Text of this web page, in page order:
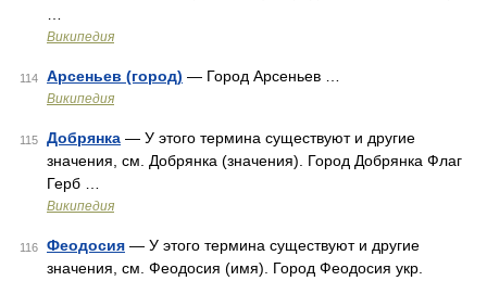
Википедия
114 Арсеньев (город) — Город Арсеньев …
Википедия
115 Добрянка — У этого термина существуют и другие
значения, см. Добрянка (значения). Город Добрянка Флаг
Герб …
Википедия
116 Феодосия — У этого термина существуют и другие
значения, см. Феодосия (имя). Город Феодосия укр.